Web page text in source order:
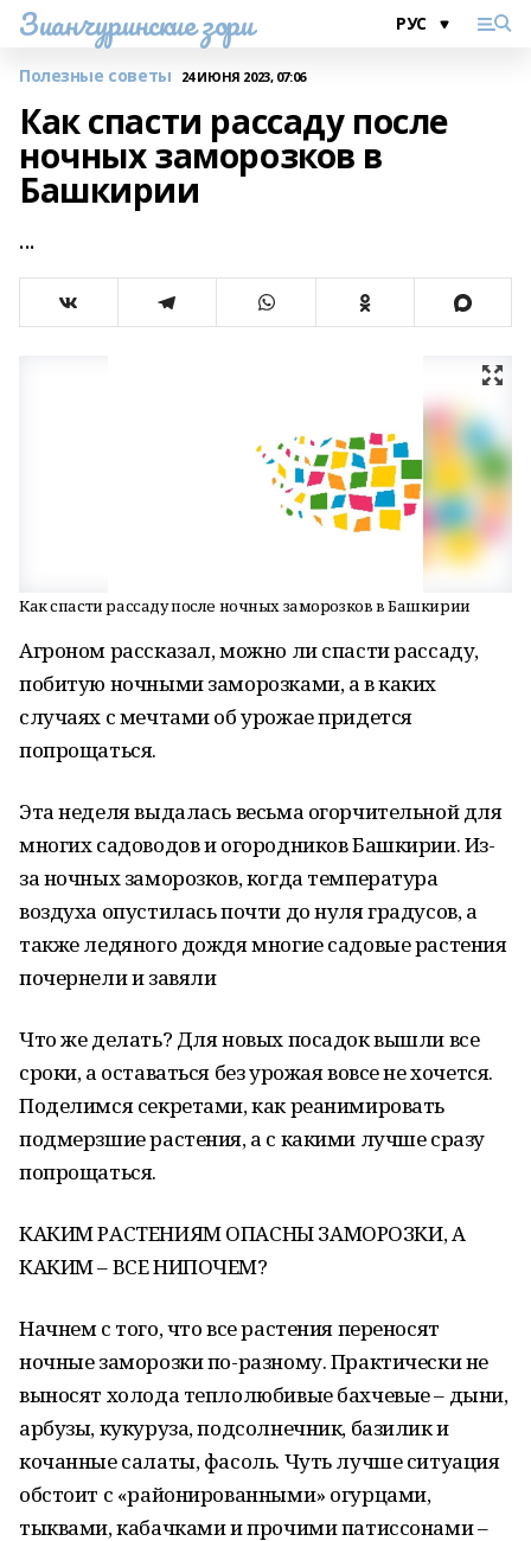
Зианчуринские зори
Полезные советы 24 ИЮНЯ 2023, 07:06
Как спасти рассаду после
ночных заморозков в
Башкирии
...
Как спасти рассаду после ночных заморозков в Башкирии
Агроном рассказал, можно ли спасти рассаду,
побитую ночными заморозками, а в каких
случаях с мечтами об урожае придется
попрощаться.
Эта неделя выдалась весьма огорчительной для
многих садоводов и огородников Башкирии. Из-
за ночных заморозков, когда температура
воздуха опустилась почти до нуля градусов, а
также ледяного дождя многие садовые растения
почернели и завяли
Что же делать? Для новых посадок вышли все
сроки, а оставаться без урожая вовсе не хочется.
Поделимся секретами, как реанимировать
подмерзшие растения, а с какими лучше сразу
попрощаться.
КАКИМ РАСТЕНИЯМ ОПАСНЫ ЗАМОРОЗКИ, А
КАКИМ – ВСЕ НИПОЧЕМ?
Начнем с того, что все растения переносят
ночные заморозки по-разному. Практически не
выносят холода теплолюбивые бахчевые – дыни,
арбузы, кукуруза, подсолнечник, базилик и
кочанные салаты, фасоль. Чуть лучше ситуация
обстоит с «районированными» огурцами,
тыквами, кабачками и прочими патиссонами –